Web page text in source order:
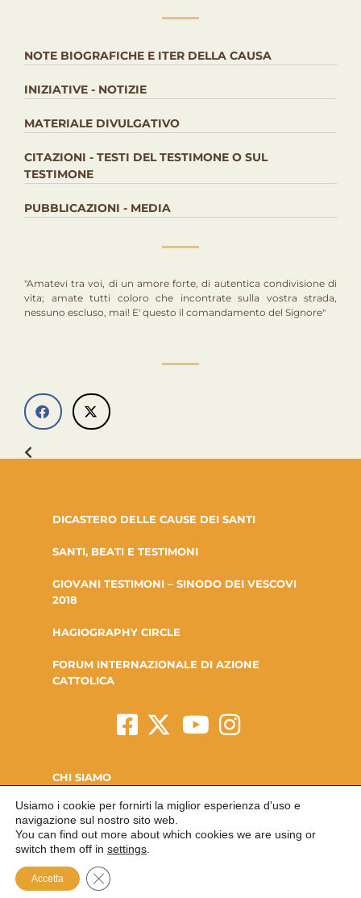
NOTE BIOGRAFICHE E ITER DELLA CAUSA
INIZIATIVE - NOTIZIE
MATERIALE DIVULGATIVO
CITAZIONI - TESTI DEL TESTIMONE O SUL
TESTIMONE
PUBBLICAZIONI - MEDIA
"Amatevi tra voi, di un amore forte, di autentica condivisione di
vita; amate tutti coloro che incontrate sulla vostra strada,
nessuno escluso, mai! E' questo il comandamento del Signore"
DICASTERO DELLE CAUSE DEI SANTI
SANTI, BEATI E TESTIMONI
GIOVANI TESTIMONI – SINODO DEI VESCOVI
2018
HAGIOGRAPHY CIRCLE
FORUM INTERNAZIONALE DI AZIONE
CATTOLICA
CHI SIAMO
LA FONDAZIONE
CONTATTI
© FONDAZIONE AZIONE CATTOLICA SCUOLA DI SANTITA’ PIO XI 2020
Usiamo i cookie per fornirti la miglior esperienza d'uso e
navigazione sul nostro sito web.
You can find out more about which cookies we are using or
switch them off in settings
Accetta Close GDPR Cookie Banner